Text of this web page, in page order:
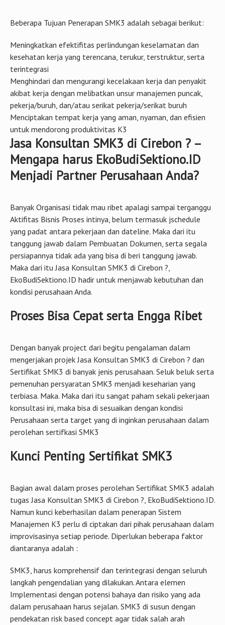
Beberapa Tujuan Penerapan SMK3 adalah sebagai berikut:
Meningkatkan efektifitas perlindungan keselamatan dan
kesehatan kerja yang terencana, terukur, terstruktur, serta
terintegrasi
Menghindari dan mengurangi kecelakaan kerja dan penyakit
akibat kerja dengan melibatkan unsur manajemen puncak,
pekerja/buruh, dan/atau serikat pekerja/serikat buruh
Menciptakan tempat kerja yang aman, nyaman, dan efisien
untuk mendorong produktivitas K3
Jasa Konsultan SMK3 di Cirebon ? –
Mengapa harus EkoBudiSektiono.ID
Menjadi Partner Perusahaan Anda?
Banyak Organisasi tidak mau ribet apalagi sampai terganggu
Aktifitas Bisnis Proses intinya, belum termasuk jschedule
yang padat antara pekerjaan dan dateline. Maka dari itu
tanggung jawab dalam Pembuatan Dokumen, serta segala
persiapannya tidak ada yang bisa di beri tanggung jawab.
Maka dari itu Jasa Konsultan SMK3 di Cirebon ?,
EkoBudiSektiono.ID hadir untuk menjawab kebutuhan dan
kondisi perusahaan Anda.
Proses Bisa Cepat serta Engga Ribet
Dengan banyak project dari begitu pengalaman dalam
mengerjakan projek Jasa Konsultan SMK3 di Cirebon ? dan
Sertifikat SMK3 di banyak jenis perusahaan. Seluk beluk serta
pemenuhan persyaratan SMK3 menjadi keseharian yang
terbiasa. Maka. Maka dari itu sangat paham sekali pekerjaan
konsultasi ini, maka bisa di sesuaikan dengan kondisi
Perusahaan serta target yang di inginkan perusahaan dalam
perolehan sertifkasi SMK3
Kunci Penting Sertifikat SMK3
Bagian awal dalam proses perolehan Sertifikat SMK3 adalah
tugas Jasa Konsultan SMK3 di Cirebon ?, EkoBudiSektiono.ID.
Namun kunci keberhasilan dalam penerapan Sistem
Manajemen K3 perlu di ciptakan dari pihak perusahaan dalam
improvisasinya setiap periode. Diperlukan beberapa faktor
diantaranya adalah :
SMK3, harus komprehensif dan terintegrasi dengan seluruh
langkah pengendalian yang dilakukan. Antara elemen
Implementasi dengan potensi bahaya dan risiko yang ada
dalam perusahaan harus sejalan. SMK3 di susun dengan
pendekatan risk based concept agar tidak salah arah